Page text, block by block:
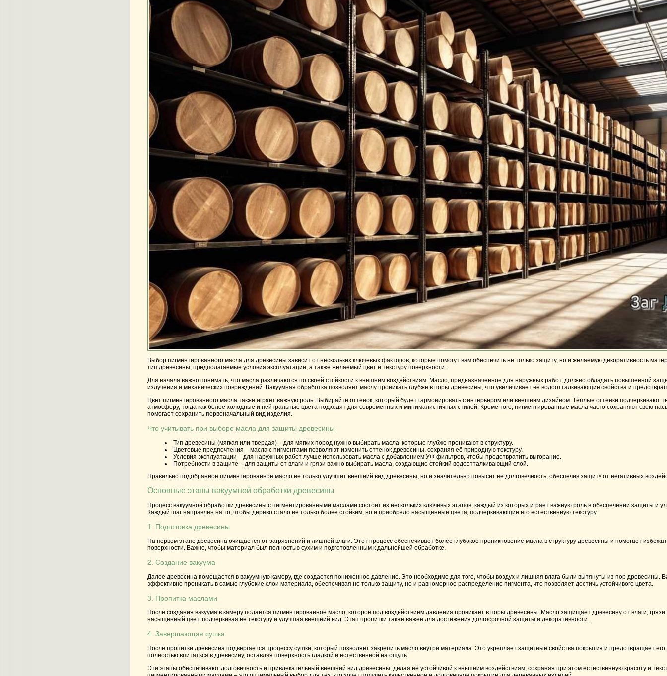
Выбор пигментированного масла для древесины зависит от нескольких ключевых факторов, которые помогут вам обеспечить не только защиту, но и желаемую декоративность
тип древесины, предполагаемые условия эксплуатации, а также желаемый цвет и текстуру поверхности.
Для начала важно понимать, что масла различаются по своей стойкости к внешним воздействиям. Масло, предназначенное для наружных работ, должно обладать повышенной
излучения и механических повреждений. Вакуумная обработка позволяет маслу проникать глубже в поры древесины, что увеличивает её водоотталкивающие свойства и
Цвет пигментированного масла также играет важную роль. Выбирайте оттенок, который будет гармонировать с интерьером или внешним дизайном. Тёплые оттенки подчеркивают
атмосферу, тогда как более холодные и нейтральные цвета подходят для современных и минималистичных стилей. Кроме того, пигментированные масла часто сохраняют свою
помогает сохранить первоначальный вид изделия.
Что учитывать при выборе масла для защиты древесины
Тип древесины (мягкая или твердая) – для мягких пород нужно выбирать масла, которые глубже проникают в структуру.
Цветовые предпочтения – масла с пигментами позволяют изменить оттенок древесины, сохраняя её природную текстуру.
Условия эксплуатации – для наружных работ лучше использовать масла с добавлением УФ-фильтров, чтобы предотвратить выгорание.
Потребности в защите – для защиты от влаги и грязи важно выбирать масла, создающие стойкий водоотталкивающий слой.
Правильно подобранное пигментированное масло не только улучшит внешний вид древесины, но и значительно повысит её долговечность, обеспечив защиту от негативных
Основные этапы вакуумной обработки древесины
Процесс вакуумной обработки древесины с пигментированными маслами состоит из нескольких ключевых этапов, каждый из которых играет важную роль в обеспечении защиты и
Каждый шаг направлен на то, чтобы дерево стало не только более стойким, но и приобрело насыщенные цвета, подчеркивающие его естественную текстуру.
1. Подготовка древесины
На первом этапе древесина очищается от загрязнений и лишней влаги. Этот процесс обеспечивает более глубокое проникновение масла в структуру древесины и помогает
поверхности. Важно, чтобы материал был полностью сухим и подготовленным к дальнейшей обработке.
2. Создание вакуума
Далее древесина помещается в вакуумную камеру, где создается пониженное давление. Это необходимо для того, чтобы воздух и лишняя влага были вытянуты из пор древесины.
эффективно проникать в самые глубокие слои материала, обеспечивая не только защиту, но и равномерное распределение пигмента, что позволяет достичь устойчивого цвета.
3. Пропитка маслами
После создания вакуума в камеру подается пигментированное масло, которое под воздействием давления проникает в поры древесины. Масло защищает древесину от влаги,
насыщенный цвет, подчеркивая её текстуру и улучшая внешний вид. Этап пропитки также важен для достижения долгосрочной защиты и декоративности.
4. Завершающая сушка
После пропитки древесина подвергается процессу сушки, который позволяет закрепить масло внутри материала. Это укрепляет защитные свойства покрытия и предотвращает
полностью впитаться в древесину, оставляя поверхность гладкой и естественной на ощупь.
Эти этапы обеспечивают долговечность и привлекательный внешний вид древесины, делая её устойчивой к внешним воздействиям, сохраняя при этом естественную красоту и